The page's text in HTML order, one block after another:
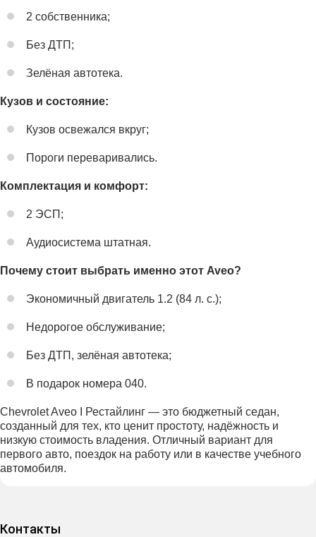
2 собственника;
Без ДТП;
Зелёная автотека.
Кузов и состояние:
Кузов освежался вкруг;
Пороги переваривались.
Комплектация и комфорт:
2 ЭСП;
Аудиосистема штатная.
Почему стоит выбрать именно этот Aveo?
Экономичный двигатель 1.2 (84 л. с.);
Недорогое обслуживание;
Без ДТП, зелёная автотека;
В подарок номера 040.
Chevrolet Aveo I Рестайлинг — это бюджетный седан,
созданный для тех, кто ценит простоту, надёжность и
низкую стоимость владения. Отличный вариант для
первого авто, поездок на работу или в качестве учебного
автомобиля.
Контакты